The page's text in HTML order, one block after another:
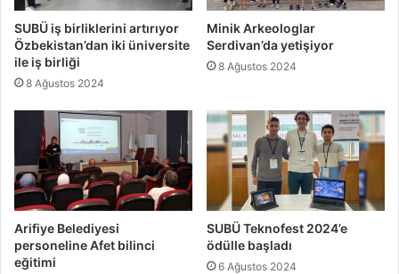
SUBÜ iş birliklerini artırıyor
Özbekistan’dan iki üniversite
ile iş birliği
8 Ağustos 2024
Minik Arkeologlar
Serdivan’da yetişiyor
8 Ağustos 2024
Arifiye Belediyesi
personeline Afet bilinci
eğitimi
SUBÜ Teknofest 2024’e
ödülle başladı
6 Ağustos 2024